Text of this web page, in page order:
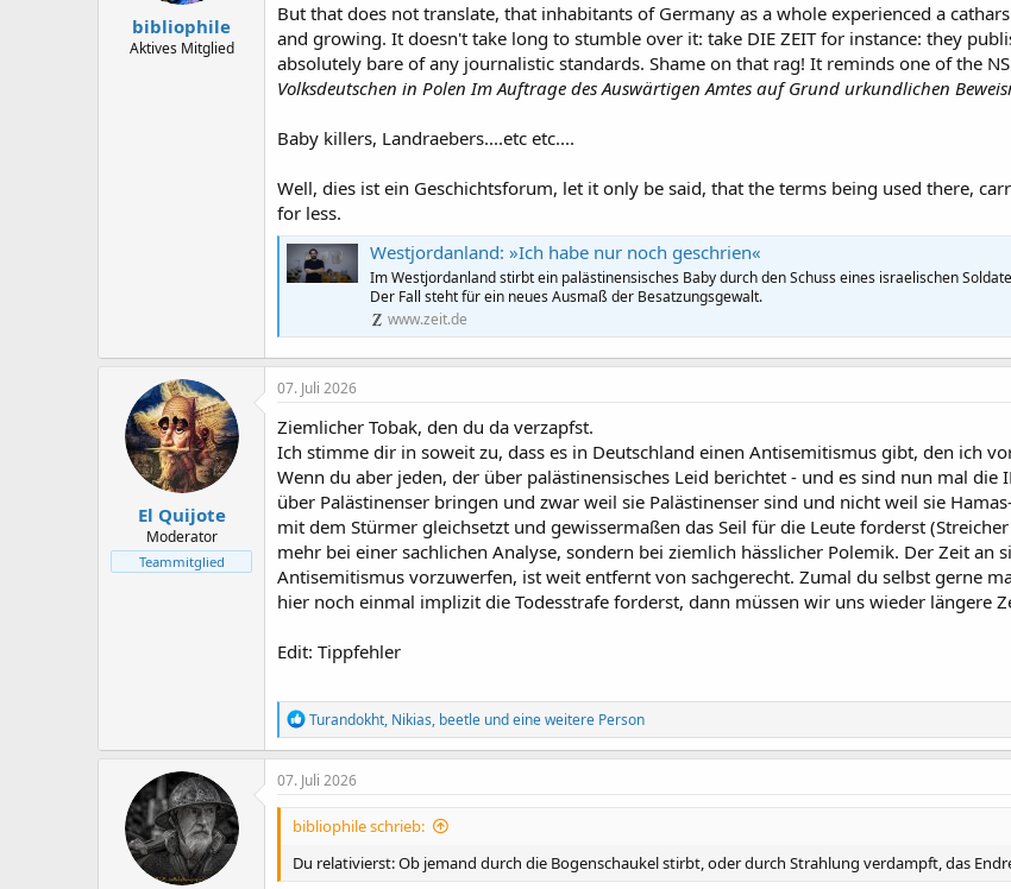
bibliophile
Aktives Mitglied
But that does not translate, that inhabitants of Germany as a whole experienced a
and growing. It doesn't take long to stumble over it: take DIE ZEIT for instance: they
absolutely bare of any journalistic standards. Shame on that rag! It reminds one of the
Volksdeutschen in Polen Im Auftrage des Auswärtigen Amtes auf Grund urkundlichen
Baby killers, Landraebers....etc etc....
Well, dies ist ein Geschichtsforum, let it only be said, that the terms being used there,
for less.
Westjordanland: »Ich habe nur noch geschrien«
Im Westjordanland stirbt ein palästinensisches Baby durch den Schuss eines israelischen
Der Fall steht für ein neues Ausmaß der Besatzungsgewalt.
www.zeit.de
El Quijote
Moderator
Teammitglied
07. Juli 2026
Ziemlicher Tobak, den du da verzapfst.
Ich stimme dir in soweit zu, dass es in Deutschland einen Antisemitismus gibt, den ich
Wenn du aber jeden, der über palästinensisches Leid berichtet - und es sind nun mal
über Palästinenser bringen und zwar weil sie Palästinenser sind und nicht weil sie
mit dem Stürmer gleichsetzt und gewissermaßen das Seil für die Leute forderst
mehr bei einer sachlichen Analyse, sondern bei ziemlich hässlicher Polemik. Der Zeit an
Antisemitismus vorzuwerfen, ist weit entfernt von sachgerecht. Zumal du selbst gerne
hier noch einmal implizit die Todesstrafe forderst, dann müssen wir uns wieder längere
Edit: Tippfehler
R
e
a
k
o
e
Turandokht, Nikias, beetle und eine weitere Person
07. Juli 2026
bibliophile schrieb:
Du relativierst: Ob jemand durch die Bogenschaukel stirbt, oder durch Strahlung verdampft, das